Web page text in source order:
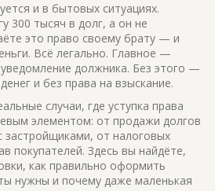
и в бытовых ситуациях.
300 тысяч в долг, а он не
это право своему брату — и
Всё легально. Главное —
должника. Без этого —
и без права на взыскание.
случаи, где уступка права
элементом: от продажи долгов
застройщиками, от налоговых
покупателей. Здесь вы найдёте,
как правильно оформить
нужны и почему даже маленькая